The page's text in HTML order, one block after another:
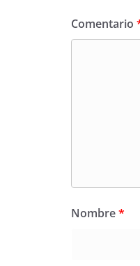
Comentario
Nombre*